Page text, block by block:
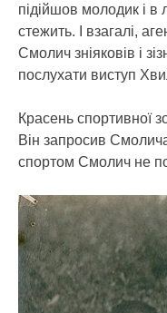
підійшов молодик і в
стежить. І взагалі,
Смолич зніяковів і
послухати виступ
Красень спортивної
Він запросив
спортом Смолич не